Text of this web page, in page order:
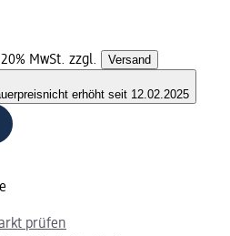
MwSt. zzgl. Versand
nicht erhöht seit 12.02.2025
prüfen